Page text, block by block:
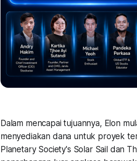
Dalam mencapai tujuannya, Elon
menyediakan dana untuk proyek
Planetary Society's Solar Sail dan